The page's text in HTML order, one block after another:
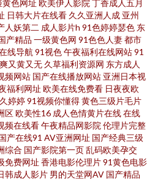
品3区2区 91日韩成人导航 韩日AV看看
丝巨乳老师被艹 日韩免费新片网 波多野
操逼网 日韩综合色 91网站网址 黄色天
香五月 自拍第39页 国内精品一二 色色
页网站 成人A大片 日本成人H片 91黄色
黄色网址 欧美伊人影院 丁香成人五月
日韩大片在线看 久久亚洲人成 亚州
人妖第二 成人影片h 91色婷婷瑟色 东
产精品 一级黄色网 91色色人妻都市
线导航 91视色午夜福利在线网站91
又黄又无 久草福利资源网 东方成人
频网站 国产在线播放网站 亚洲日本视
福利网址 欧美在线免费看 日夜夜欧
婷婷91视频你懂得黄色三级片毛片
区欧美性16 成人色情黄片在线在线
频在线看午夜精品网影院 伦理片完整
产在线91 AV亚洲网址 国产经典三级
综合 国产影院第一页乱码欧美孕交
免费网址 香港电影伦理片91黄色电影
韩成人影片 男的天堂网AV 国产精品